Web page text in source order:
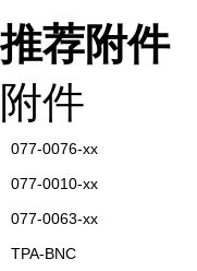
推荐附件
附件
077-0076-xx
077-0010-xx
077-0063-xx
TPA-BNC